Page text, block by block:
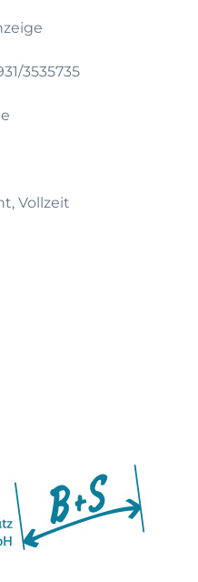
3535735
Vollzeit